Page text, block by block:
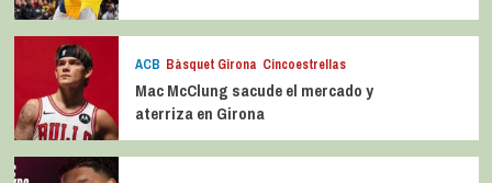
ACB Bàsquet Girona Cincoestrellas
Mac McClung sacude el mercado y
aterriza en Girona